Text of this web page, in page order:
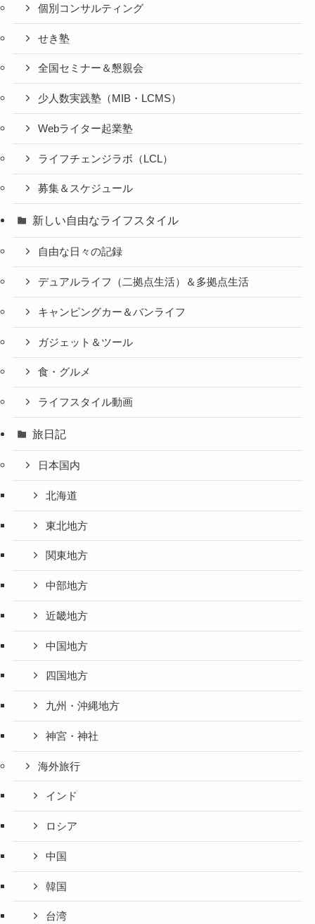
個別コンサルティング
せき塾
全国セミナー＆懇親会
少人数実践塾（MIB・LCMS）
Webライター起業塾
ライフチェンジラボ（LCL）
募集＆スケジュール
新しい自由なライフスタイル
自由な日々の記録
デュアルライフ（二拠点生活）＆多拠点生活
キャンピングカー＆バンライフ
ガジェット＆ツール
食・グルメ
ライフスタイル動画
旅日記
日本国内
北海道
東北地方
関東地方
中部地方
近畿地方
中国地方
四国地方
九州・沖縄地方
神宮・神社
海外旅行
インド
ロシア
中国
韓国
台湾